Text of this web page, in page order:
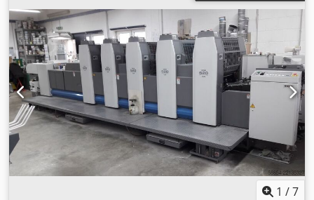
1 /7